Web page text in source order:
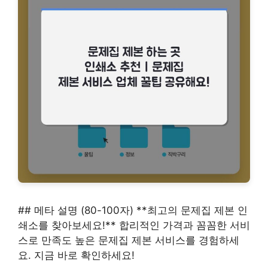
## 메타 설명 (80-100자) **최고의 문제집 제본 인
쇄소를 찾아보세요!** 합리적인 가격과 꼼꼼한 서비
스로 만족도 높은 문제집 제본 서비스를 경험하세
요. 지금 바로 확인하세요!